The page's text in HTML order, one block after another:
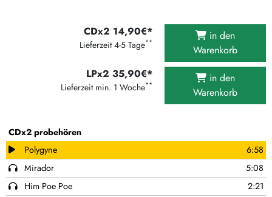
CDx2 probehören
Polygyne
6:58
Mirador
5:08
Him Poe Poe
2:21
CDx2 14,90€*
Lieferzeit 4-5 Tage**
in den
Warenkorb
LPx2 35,90€*
Lieferzeit min. 1 Woche**
in den
Warenkorb